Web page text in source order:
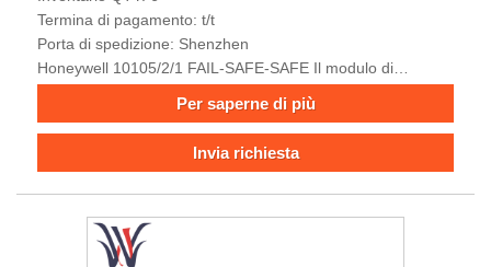
Termina di pagamento: t/t
Porta di spedizione: Shenzhen
Honeywell 10105/2/1 FAIL-SAFE-SAFE Il modulo di
moduli di ingresso progettati per l'acquisizione sicura dei
Per saperne di più
Invia richiesta